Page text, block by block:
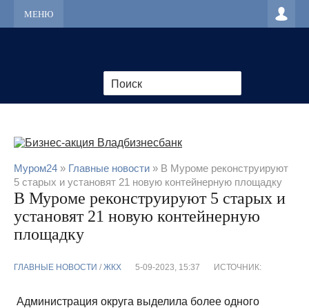
МЕНЮ
Муром24 » Главные новости » В Муроме реконструируют
5 старых и установят 21 новую контейнерную площадку
В Муроме реконструируют 5 старых и
установят 21 новую контейнерную
площадку
ГЛАВНЫЕ НОВОСТИ / ЖКХ 5-09-2023, 15:37 ИСТОЧНИК:
Администрация округа выделила более одного